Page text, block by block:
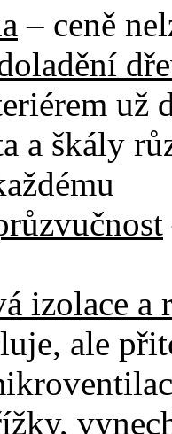
– ceně
už
a škály
izolace a
ale